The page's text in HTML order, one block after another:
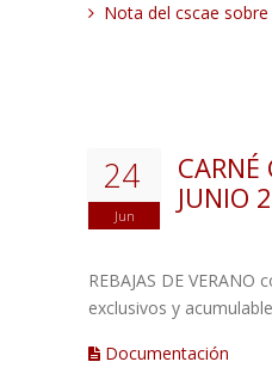
Nota del cscae sobre
24
Jun
CARNÉ
JUNIO
REBAJAS DE VERANO
exclusivos y
Documentación